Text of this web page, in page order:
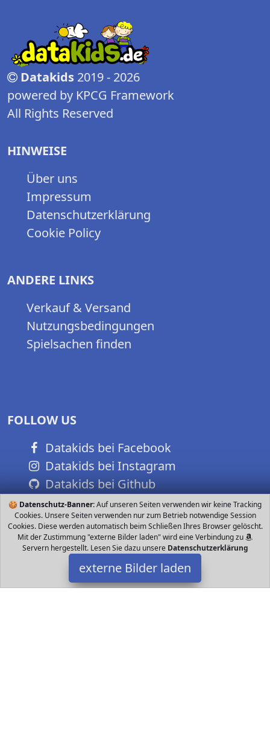
🍪 Datenschutz-Banner:Auf unseren Seiten verwenden wir keine Tracking
Cookies. Unsere Seiten verwenden nur zum Betrieb notwendige Session
Cookies. Diese werden automatisch beim Schließen Ihres Browser gelöscht.
Mit der Zustimmung "externe Bilder laden" wird eine Verbindung zu
Servern hergestellt. Lesen Sie dazu unsere Datenschutzerklärung
externe Bilder laden
Datakids 2019 - 2026
powered by KPCG Framework
All Rights Reserved
HINWEISE
Über uns
Impressum
Datenschutzerklärung
Cookie Policy
ANDERE LINKS
Verkauf & Versand
Nutzungsbedingungen
Spielsachen finden
FOLLOW US
Datakids bei Facebook
Datakids bei Instagram
Datakids bei Github